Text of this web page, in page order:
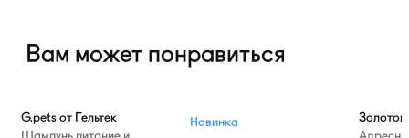
Вам может понравиться
G.pets от Гельтек
Новинка
Золотой